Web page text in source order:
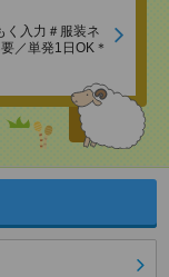
く入力＃服装ネ
／単発1日OK＊